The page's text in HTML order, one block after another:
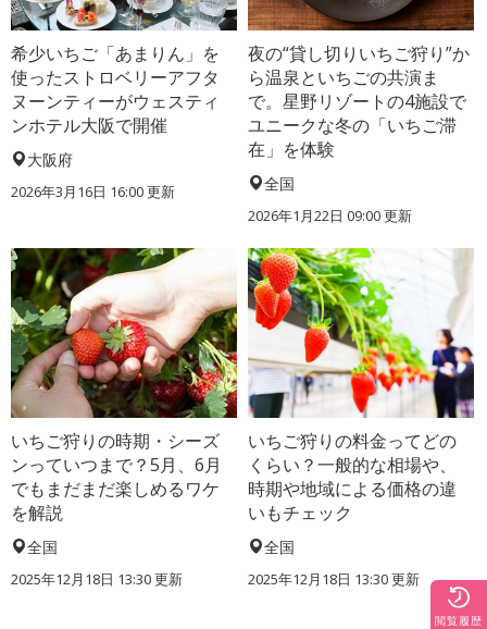
希少いちご「あまりん」を
使ったストロベリーアフタ
ヌーンティーがウェスティ
ンホテル大阪で開催
大阪府
2026年3月16日 16:00 更新
夜の“貸し切りいちご狩り”か
ら温泉といちごの共演ま
で。星野リゾートの4施設で
ユニークな冬の「いちご滞
在」を体験
全国
2026年1月22日 09:00 更新
いちご狩りの時期・シーズ
ンっていつまで？5月、6月
でもまだまだ楽しめるワケ
を解説
全国
2025年12月18日 13:30 更新
いちご狩りの料金ってどの
くらい？一般的な相場や、
時期や地域による価格の違
いもチェック
全国
2025年12月18日 13:30 更新
閲覧履歴